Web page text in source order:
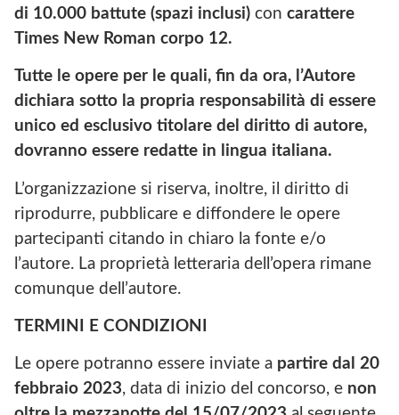
di 10.000 battute (spazi inclusi) con carattere
Times New Roman corpo 12.
Tutte le opere per le quali, fin da ora, l’Autore
dichiara sotto la propria responsabilità di essere
unico ed esclusivo titolare del diritto di autore,
dovranno essere redatte in lingua italiana.
L’organizzazione si riserva, inoltre, il diritto di
riprodurre, pubblicare e diffondere le opere
partecipanti citando in chiaro la fonte e/o
l’autore. La proprietà letteraria dell’opera rimane
comunque dell’autore.
TERMINI E CONDIZIONI
Le opere potranno essere inviate a partire dal 20
febbraio 2023, data di inizio del concorso, e non